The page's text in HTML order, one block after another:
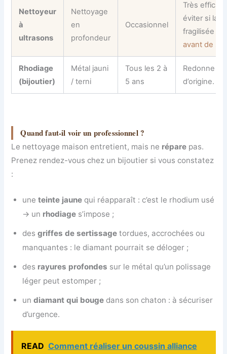
Nettoyeur
à
ultrasons
Nettoyage
en
profondeur
Occasionnel
Très
éviter si la
fragilisée —
avant de se
Rhodiage
(bijoutier)
Métal jauni
/ terni
Tous les 2 à
5 ans
Redonne le
d’origine.
Quand faut-il voir un professionnel ?
Le nettoyage maison entretient, mais ne répare pas.
Prenez rendez-vous chez un bijoutier si vous constatez
:
uneteinte jaune qui réapparaît : c’est le rhodium usé
→ un rhodiage s’impose ;
desgriffes de sertissage tordues, accrochées ou
manquantes : le diamant pourrait se déloger ;
des rayures profondes sur le métal qu’un polissage
léger peut estomper ;
undiamant qui bouge dans son chaton : à sécuriser
d’urgence.
READ Comment réaliser un coussin alliance